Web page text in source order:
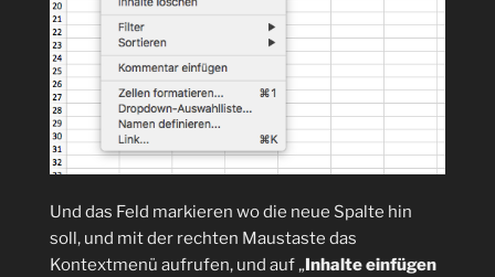
Und das Feld markieren wo die neue Spalte hin
soll, und mit der rechten Maustaste das
Kontextmenü aufrufen, und auf „Inhalte einfügen